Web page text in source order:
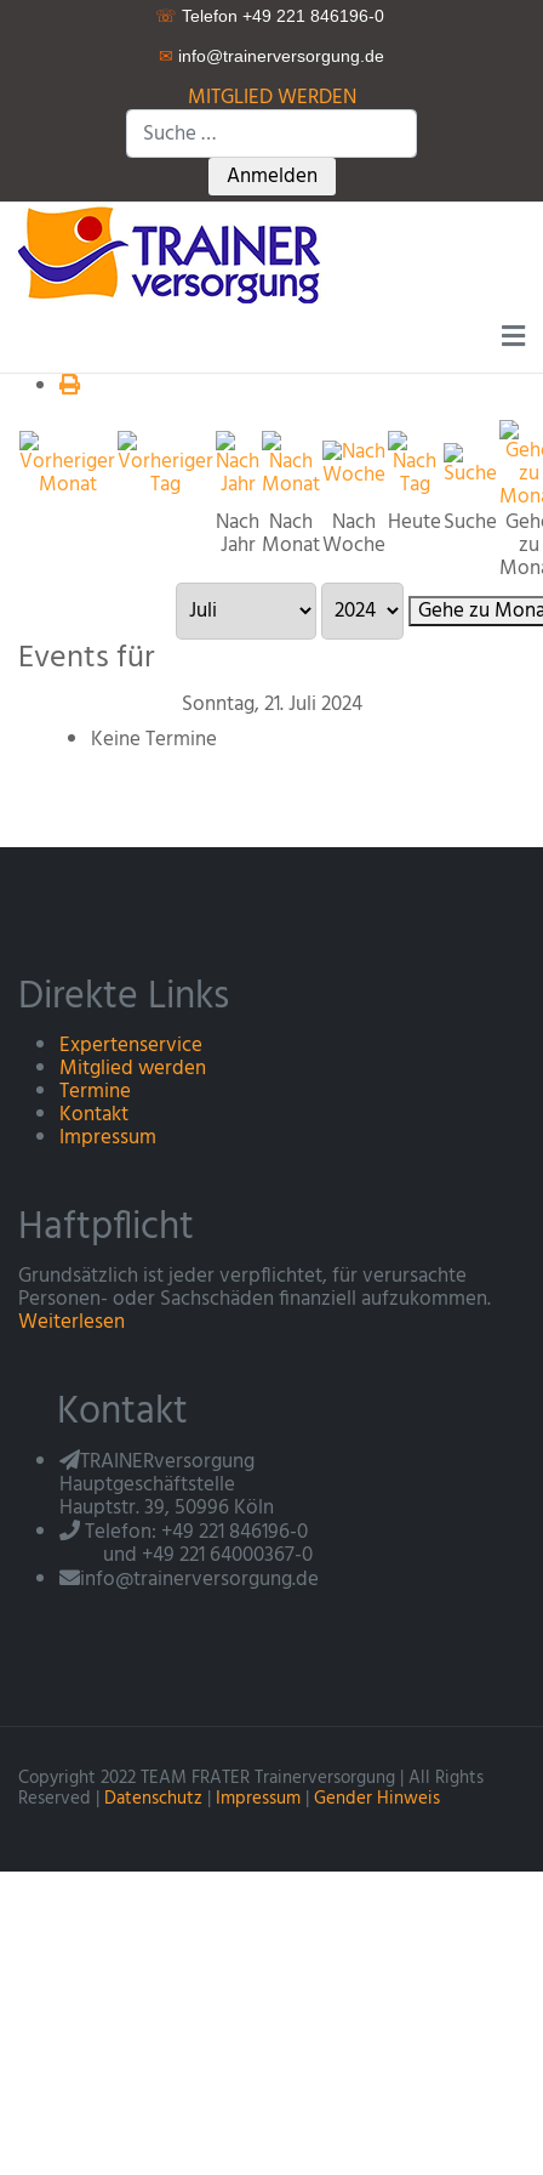
☏ Telefon +49 221 846196-0
✉ info@trainerversorgung.de
MITGLIED WERDEN
Suchen
Type 2 or more characters for
Anmelden
Nach
Jahr
Nach
Monat
Nach
Woche
HeuteSuche
zu
Gehe zu
Events für
Sonntag, 21. Juli 2024
Keine Termine
Direkte Links
Expertenservice
Mitglied werden
Termine
Kontakt
Impressum
Haftpflicht
Grundsätzlich ist jeder verpflichtet, für verursachte
Personen- oder Sachschäden finanziell aufzukommen.
Weiterlesen
Kontakt
TRAINERversorgung
Hauptgeschäftstelle
Hauptstr. 39, 50996 Köln
Telefon: +49 221 846196-0
und +49 221 64000367-0
info@trainerversorgung.de
Copyright 2022 TEAM FRATER Trainerversorgung | All Rights
Reserved | Datenschutz | Impressum | Gender Hinweis